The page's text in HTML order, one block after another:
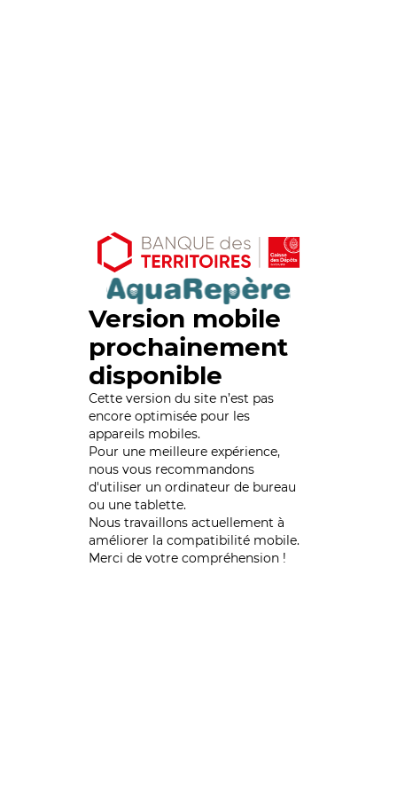
Version mobile
prochainement
disponible
Cette version du site n’est pas
encore optimisée pour les
appareils mobiles.
Pour une meilleure expérience,
nous vous recommandons
d'utiliser un ordinateur de bureau
ou une tablette.
Nous travaillons actuellement à
améliorer la compatibilité mobile.
Merci de votre compréhension !